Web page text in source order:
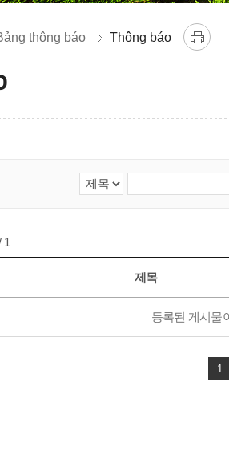
thông báo Thông báo
1
제목
등록된 게시물
1